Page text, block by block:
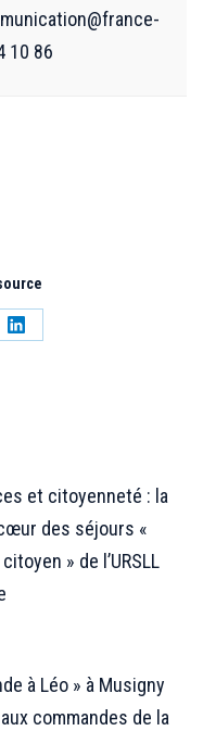
10 86
Partager
et citoyenneté : la
des séjours «
» de l’URSLL
à Léo » à Musigny
commandes de la